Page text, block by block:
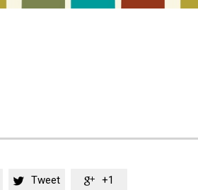
 Tweet  +1